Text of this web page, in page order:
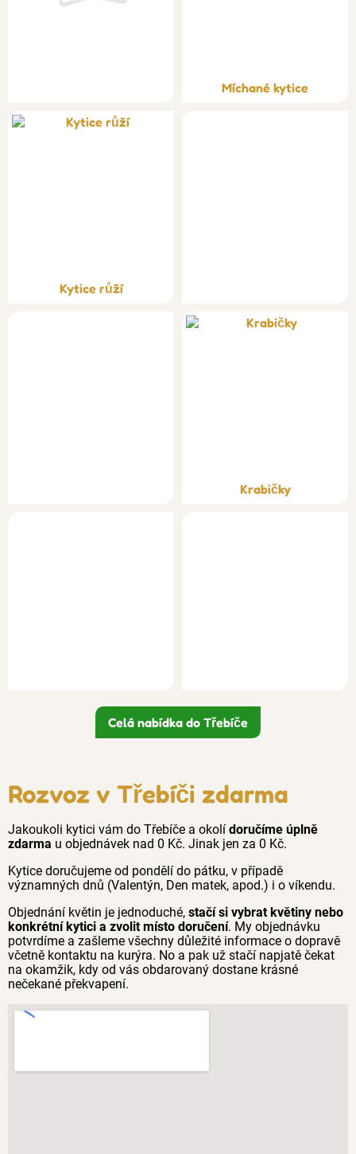
Míchané kytice
Kytice růží
Krabičky
Celá nabídka do Třebíče
Rozvoz v Třebíči zdarma
Jakoukoli kytici vám do Třebíče a okolí doručíme úplně
zdarma u objednávek nad 0 Kč. Jinak jen za 0 Kč.
Kytice doručujeme od pondělí do pátku, v případě
významných dnů (Valentýn, Den matek, apod.) i o víkendu.
Objednání květin je jednoduché, stačí si vybrat květiny nebo
konkrétní kytici a zvolit místo doručení. My objednávku
potvrdíme a zašleme všechny důležité informace o dopravě
včetně kontaktu na kurýra. No a pak už stačí napjatě čekat
na okamžik, kdy od vás obdarovaný dostane krásné
nečekané překvapení.